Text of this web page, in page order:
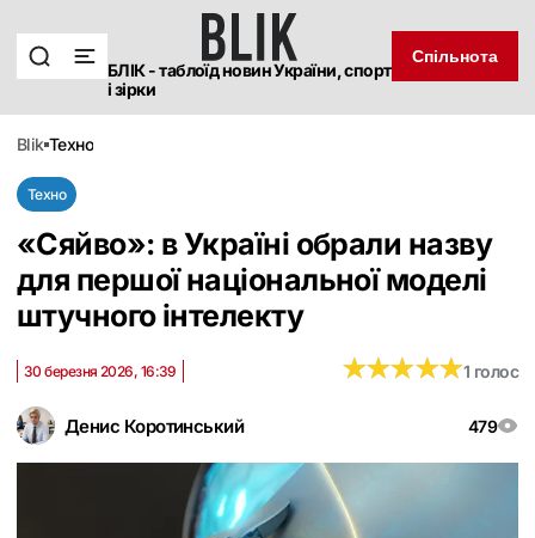
БЛІК - таблоїд новин України, спорт
і зірки
Спільнота
blik техно
Техно
«Сяйво»: в Україні обрали назву
для першої національної моделі
штучного інтелекту
Денис Коротинський 479
30 березня 2026, 16:39 ★★★★★
★★★★★1 голос